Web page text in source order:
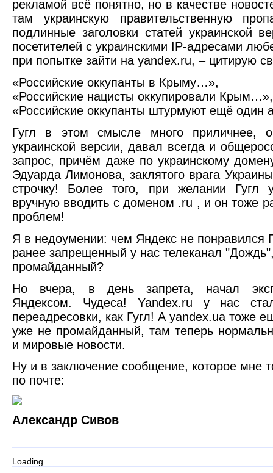
рекламой всё понятно, но в качестве
там украинскую правительственную
подлинные заголовки статей украинской
посетителей с украинскими IP-адресами
при попытке зайти на yandex.ru, – цитирую
«Российские оккупанты в Крыму…»,
«Российские нацисты оккупировали Крым…»,
«Российские оккупанты штурмуют ещё
Гугл в этом смысле много
украинской версии, давал всегда и
запрос, причём даже по украинскому
Эдуарда Лимонова, заклятого врага
строчку! Более того, при желании
вручную вводить с доменом .ru , и он тоже
проблем!
Я в недоумении: чем Яндекс не понравился
ранее запрещенный у нас телеканал
промайданный?
Но вчера, в день запрета, начал
Яндексом. Чудеса! Yandex.ru у нас
переадресовки, как Гугл! А yandex.ua тоже
уже не промайданный, там теперь
и мировые новости.
Ну и в заключение сообщение, которое мне
по почте:
Александр Сивов
Loading...